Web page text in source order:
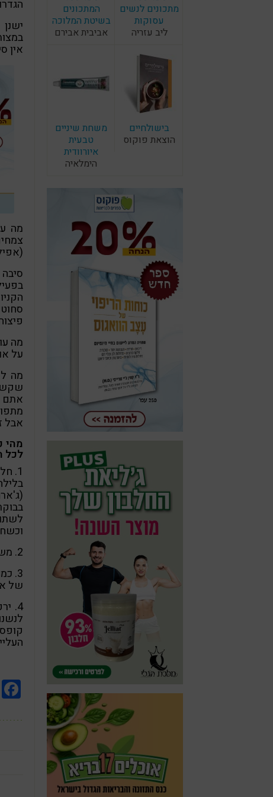
מתכונים לנשים
עסוקות
ליב עזריה
המתכונים
בשיטת המלוכה
אביבית אבירם
בישולחיים
הוצאת פוקוס
משחת שיניים
טבעית
איורוודית
הימלאיה
אין
מה
מה
על
אתם
אבל
מהי
לכל
1. חליטת שזיפים יבשים
2. משקה אלוורה טבעי
3.
של
4.